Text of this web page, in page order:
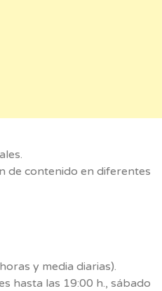
de contenido en diferentes
y media diarias).
hasta las 19:00 h., sábado